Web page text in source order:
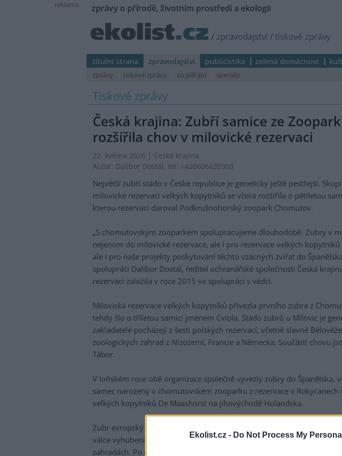
Ekolist.cz - Do Not Process My
reklama zprávy o přírodě, životním prostředí a ekologii
/ zpravodajství/tiskové zprávy
titulní strana zpravodajství publicistika zelená domácnost
zprávy tiskové zprávy co píší jiní speciály
Tiskové zprávy
Česká krajina: Zubří samice ze
rozšířila chov v milovické rezervaci
22. května 2026 | Česká krajina
Autor: Dalibor Dostál, tel: +420606635303
Největší zubří stádo v České republice je geneticky ještě pestřejší.
milovické rezervaci velkých kopytníků se včera rozšířila o pětiletou
kterou rezervaci daroval Podkrušnohorský zoopark Chomutov.
„S chomutovským zooparkem spolupracujeme dlouhodobě. Zubry v
nejenom do milovické rezervace, ale i pro rezervace velkých kopytníků
ale i pro naše projekty poskytování těchto vzácných zvířat do
spolupráci Dalibor Dostál, ředitel ochranářské společnosti Česká
rezervaci založila v roce 2015 ve spolupráci s vědci.
Milovická rezervace velkých kopytníků přivezla prvního zubra z
tehdy šlo o tříletou samici jménem Cviola. Stádo zubrů u Milovic je
zakladatelé pocházejí z šesti polských rezervací, včetně slavné
zoologických zahrad z Nizozemí, Francie a Německa. Součástí chovu
Tábor.
V loňském roce obě organizace společně vyvezly zubry do Španělska,
samec narozený v chomutovském zooparku z rezervace v Rokycanech
velkých kopytníků De Maashorst na jihovýchodě Holandska.
Zubr evropský je největším suchozemským obratlovcem Evropy. Zubři
válce vyhubeni v přírodě a přežili jen díky chovu v zajetí, tedy v
zahradách. Po druhé světové válce se začali vracet do volné přírody.